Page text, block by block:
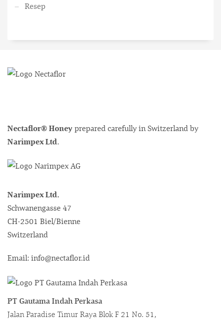
Resep
Nectaflor® Honey prepared carefully in Switzerland by
Narimpex Ltd.
Narimpex Ltd.
Schwanengasse 47
CH-2501 Biel/Bienne
Switzerland
Email: info@nectaflor.id
PT Gautama Indah Perkasa
Jalan Paradise Timur Raya Blok F 21 No. 51,